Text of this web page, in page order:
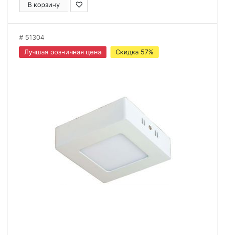
В корзину
51304
Лучшая розничная цена
Скидка 57%